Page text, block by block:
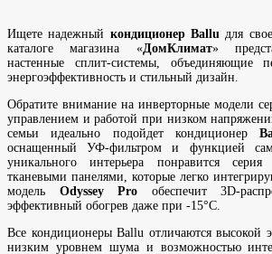
Ищете надежный кондиционер Ballu для
каталоге магазина «ДомКлимат»
настенные сплит-системы, объединяющие
энергоэффективность и стильный дизайн.
Обратите внимание на инверторные модели
управлением и работой при низком
семьи идеально подойдет кондиционер
оснащенный УФ-фильтром и функцией
уникального интерьера понравится
тканевыми панелями, которые легко
модель Odyssey Pro обеспечит 3D-
эффективный обогрев даже при -15°C.
Все кондиционеры Ballu отличаются высокой
низким уровнем шума и возможностью